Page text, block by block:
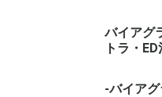
バイアグ
トラ・
-バイア